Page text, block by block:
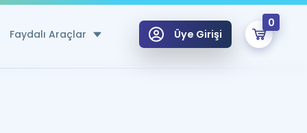
Faydalı Araçlar Üye Girişi
0